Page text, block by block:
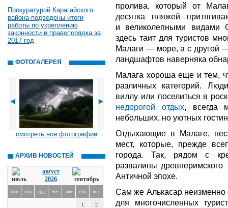
Прокуратурой Карагайского
района подведены итоги
работы по укреплению
законности и правопорядка за
2017 год
ФОТОГАЛЕРЕЯ
смотреть все фотографии
АРХИВ НОВОСТЕЙ
август
2026
пон втр срд чет пят суб вск
1 2
пролива, который от
десятка пляжей
и великолепными видами
здесь таит для туристов
Малаги — море, а с другой
ландшафтов наверняка
Малага хороша еще и тем,
различных категорий.
виллу или поселиться в
недорогой отдых, всегда
небольших, но уютных
Отдыхающие в Малаге,
мест, которые, прежде
города. Так, рядом с
развалины древнеримского
Античной эпохе.
Сам же Алькасар неизменно
для многочисленных